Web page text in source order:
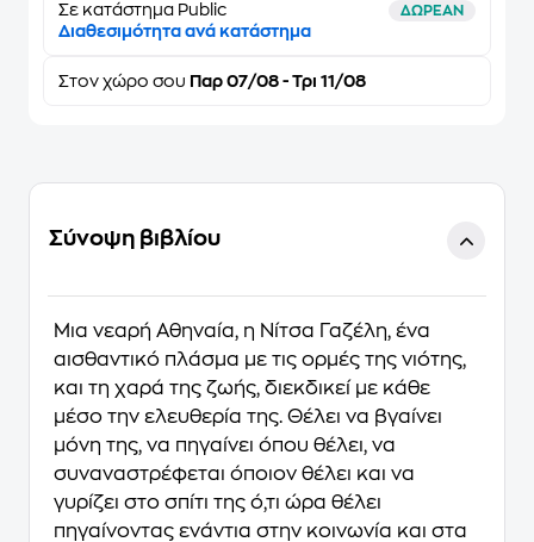
Σε κατάστημα Public ΔΩΡΕΑΝ
Διαθεσιμότητα ανά κατάστημα
Στον χώρο σου Παρ 07/08 - Τρι 11/08
Σύνοψη βιβλίου
Μια νεαρή Αθηναία, η Νίτσα Γαζέλη, ένα
αισθαντικό πλάσμα με τις ορμές της νιότης,
και τη χαρά της ζωής, διεκδικεί με κάθε
μέσο την ελευθερία της. Θέλει να βγαίνει
μόνη της, να πηγαίνει όπου θέλει, να
συναναστρέφεται όποιον θέλει και να
γυρίζει στο σπίτι της ό,τι ώρα θέλει
πηγαίνοντας ενάντια στην κοινωνία και στα